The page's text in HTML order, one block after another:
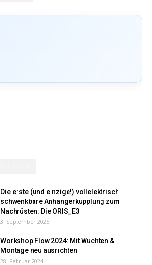
Die erste (und einzige!) vollelektrisch
schwenkbare Anhängerkupplung zum
Nachrüsten: Die ORIS_E3
3. September 2025
Workshop Flow 2024: Mit Wuchten &
Montage neu ausrichten
28. Februar 2024